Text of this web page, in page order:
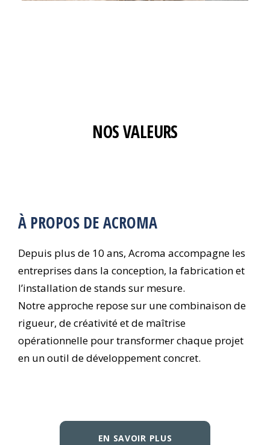
NOS VALEURS
À PROPOS DE ACROMA
Depuis plus de 10 ans, Acroma accompagne les
entreprises dans la conception, la fabrication et
l’installation de stands sur mesure.
Notre approche repose sur une combinaison de
rigueur, de créativité et de maîtrise
opérationnelle pour transformer chaque projet
en un outil de développement concret.
EN SAVOIR PLUS